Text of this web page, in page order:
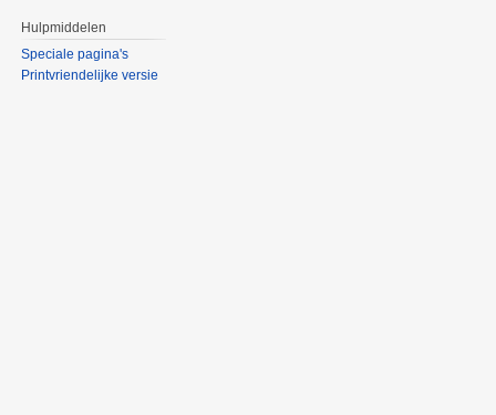
Hulpmiddelen
Speciale pagina's
Printvriendelijke versie